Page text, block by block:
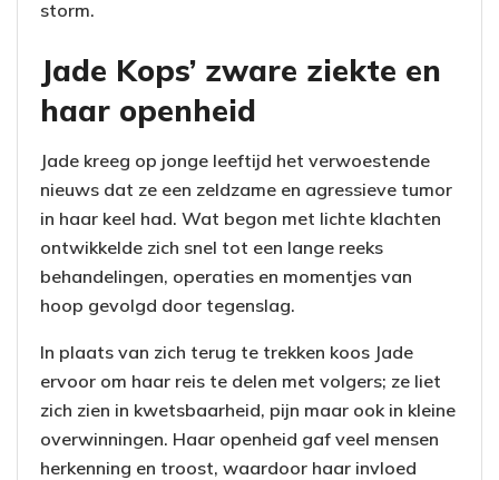
storm.
Jade Kops’ zware ziekte en
haar openheid
Jade kreeg op jonge leeftijd het verwoestende
nieuws dat ze een zeldzame en agressieve tumor
in haar keel had. Wat begon met lichte klachten
ontwikkelde zich snel tot een lange reeks
behandelingen, operaties en momentjes van
hoop gevolgd door tegenslag.
In plaats van zich terug te trekken koos Jade
ervoor om haar reis te delen met volgers; ze liet
zich zien in kwetsbaarheid, pijn maar ook in kleine
overwinningen. Haar openheid gaf veel mensen
herkenning en troost, waardoor haar invloed